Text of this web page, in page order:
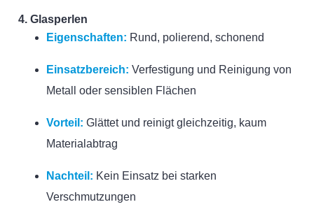
4. Glasperlen
Eigenschaften: Rund, polierend, schonend
Einsatzbereich: Verfestigung und Reinigung von
Metall oder sensiblen Flächen
Vorteil: Glättet und reinigt gleichzeitig, kaum
Materialabtrag
Nachteil: Kein Einsatz bei starken
Verschmutzungen